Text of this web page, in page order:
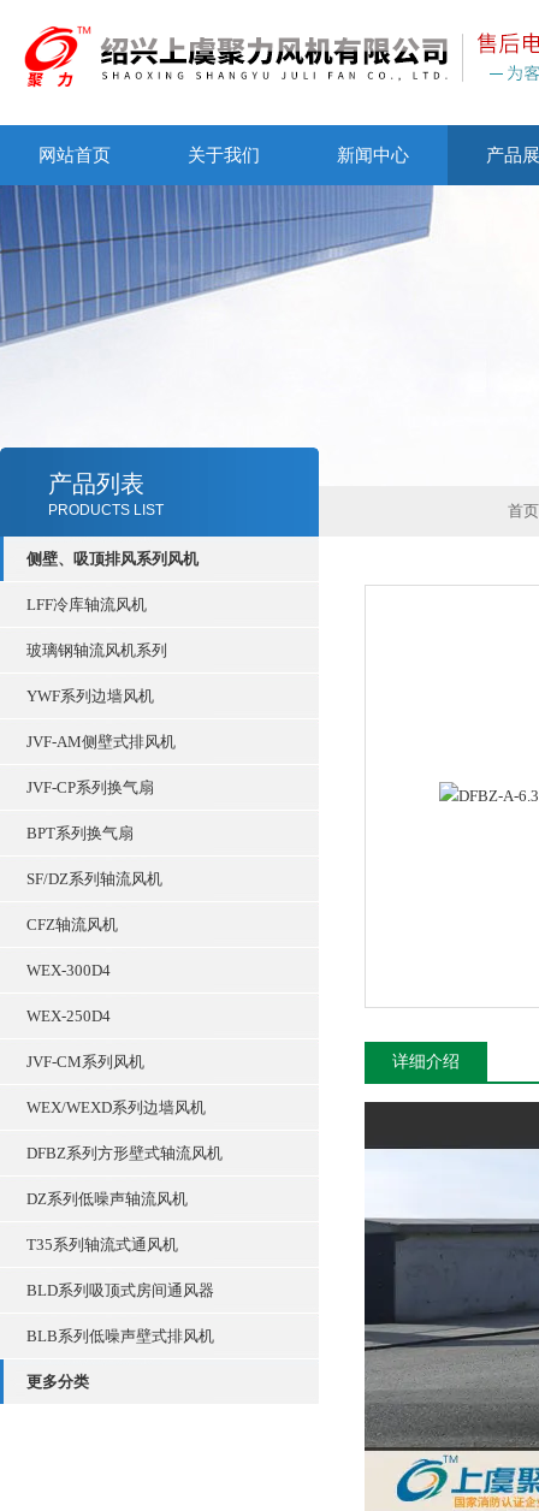
网站首页 关于我们 新闻中心 产品
产品列表
PRODUCTS LIST
侧壁、吸顶排风系列风机
LFF冷库轴流风机
玻璃钢轴流风机系列
YWF系列边墙风机
JVF-AM侧壁式排风机
JVF-CP系列换气扇
BPT系列换气扇
SF/DZ系列轴流风机
CFZ轴流风机
WEX-300D4
WEX-250D4
JVF-CM系列风机
WEX/WEXD系列边墙风机
DFBZ系列方形壁式轴流风机
DZ系列低噪声轴流风机
T35系列轴流式通风机
BLD系列吸顶式房间通风器
BLB系列低噪声壁式排风机
更多分类
首页
详细介绍